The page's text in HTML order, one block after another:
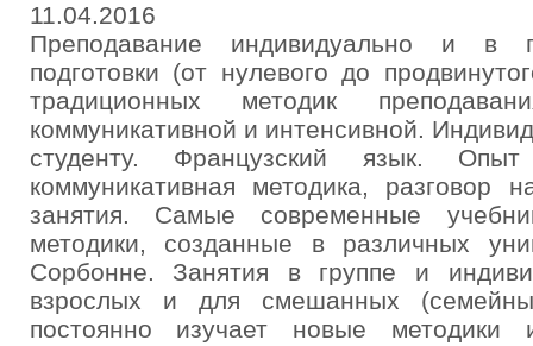
11.04.2016
Преподавание индивидуально и в
подготовки (от нулевого до
традиционных методик
коммуникативной и интенсивной.
студенту. Французский язык.
коммуникативная методика, разговор
занятия. Самые современные
методики, созданные в различных
Сорбонне. Занятия в группе и
взрослых и для смешанных
постоянно изучает новые методики